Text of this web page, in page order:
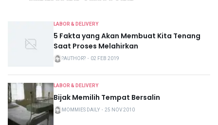
LABOR & DELIVERY
5 Fakta yang Akan Membuat Kita Tenang
Saat Proses Melahirkan
?AUTHOR? ・ 02 FEB 2019
LABOR & DELIVERY
Bijak Memilih Tempat Bersalin
MOMMIES DAILY ・ 25 NOV 2010